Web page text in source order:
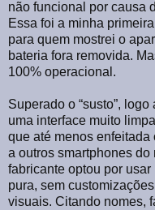
não funcional por causa
Essa foi a minha
para quem mostrei o
bateria fora removida.
100% operacional.
Superado o “susto”,
uma interface muito
que até menos
a outros smartphones
fabricante optou por
pura, sem
visuais. Citando nomes,